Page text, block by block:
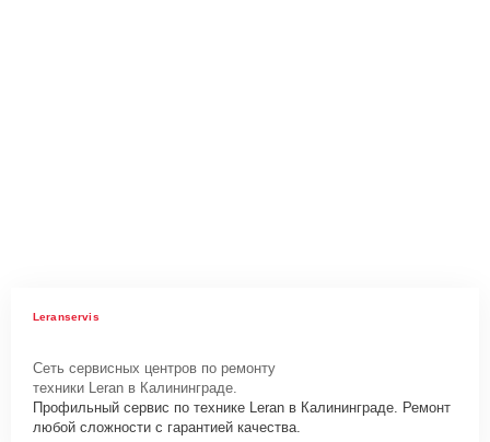
Leranservis
Сеть сервисных центров по ремонту
техники Leran в Калининграде.
Профильный сервис по технике Leran в Калининграде. Ремонт
любой сложности с гарантией качества.